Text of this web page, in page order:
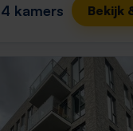
4 kamers Bekijk